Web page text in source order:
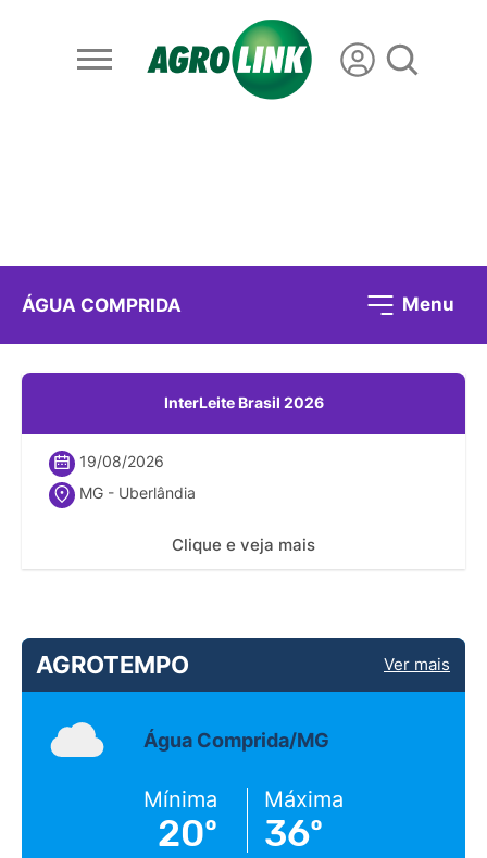
ÁGUA COMPRIDA Menu
InterLeite Brasil 2026
19/08/2026
MG - Uberlândia
Clique e veja mais
AGROTEMPO Ver mais
Água Comprida/MG
Mínima
20º
Máxima
36º